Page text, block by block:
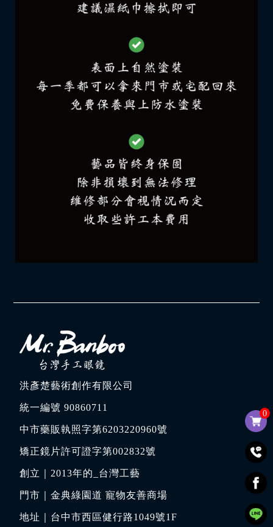
0
洪彥楚藝術創作有限公司
統一編號 90860711
中市藥販執照字第6203220960號
矯正鏡片許可證字第002832號
創立｜2013年的_台灣工藝
門市｜金典綠園道 寵物友善商場
地址｜ 台中市西區健行路1049號1F